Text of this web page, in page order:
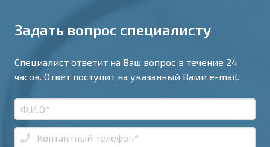
Задать вопрос специалисту
Специалист ответит на Ваш вопрос в течение 24
часов. Ответ поступит на указанный Вами e-mail.